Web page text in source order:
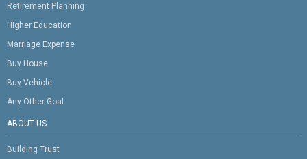
Retirement Planning
Higher Education
Marriage Expense
Buy House
Buy Vehicle
Any Other Goal
ABOUT US
Building Trust